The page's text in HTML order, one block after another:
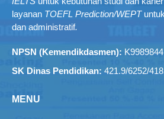
layanan TOEFL Prediction/WEPT
dan administratif.
NPSN (Kemendikdasmen): K9989844
SK Dinas Pendidikan: 421.9/6252/
MENU